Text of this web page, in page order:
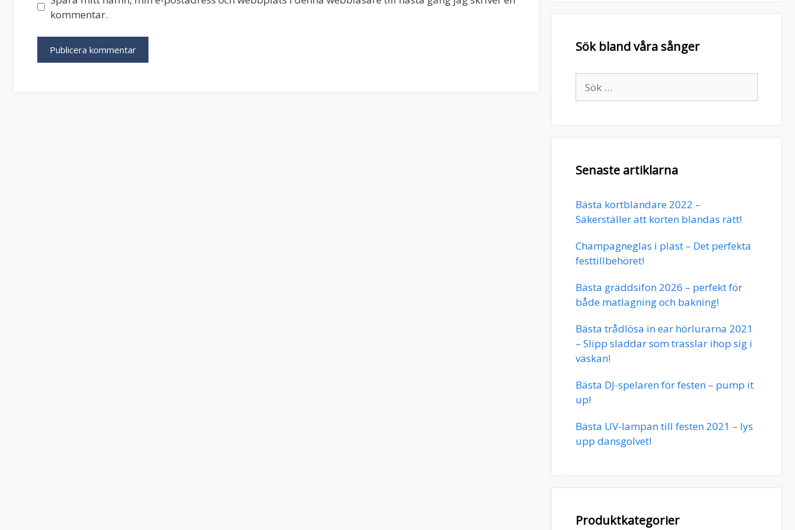
kommentar.
Sök bland våra sånger
efter:
Senaste artiklarna
Bästa kortblandare 2022 –
Säkerställer att korten blandas rätt!
Champagneglas i plast – Det perfekta
festtillbehöret!
Bästa gräddsifon 2026 – perfekt för
både matlagning och bakning!
Bästa trådlösa in ear hörlurarna 2021
– Slipp sladdar som trasslar ihop sig i
väskan!
Bästa DJ-spelaren för festen – pump it
up!
Bästa UV-lampan till festen 2021 – lys
upp dansgolvet!
Produktkategorier